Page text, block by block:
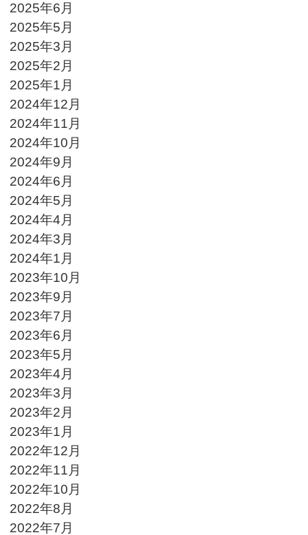
2025年6月
2025年5月
2025年3月
2025年2月
2025年1月
2024年12月
2024年11月
2024年10月
2024年9月
2024年6月
2024年5月
2024年4月
2024年3月
2024年1月
2023年10月
2023年9月
2023年7月
2023年6月
2023年5月
2023年4月
2023年3月
2023年2月
2023年1月
2022年12月
2022年11月
2022年10月
2022年8月
2022年7月